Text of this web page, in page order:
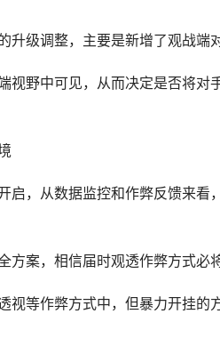
级调整，主要是新增了观战端对
野中可见，从而决定是否将对
，从数据监控和作弊反馈来看
案，相信届时观透作弊方式必将
等作弊方式中，但暴力开挂的